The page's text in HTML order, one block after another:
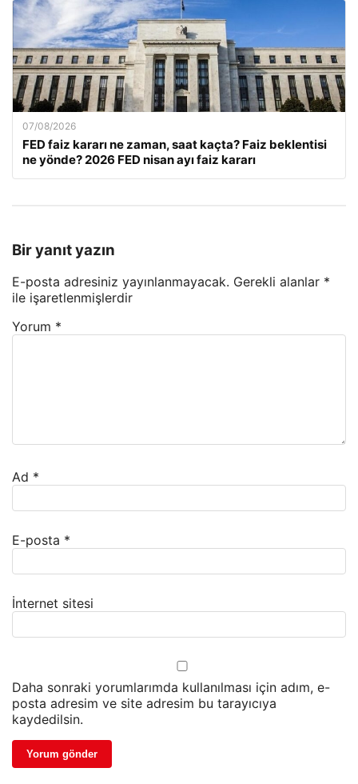
07/08/2026
FED faiz kararı ne zaman, saat kaçta? Faiz beklentisi
ne yönde? 2026 FED nisan ayı faiz kararı
Bir yanıt yazın
E-posta adresiniz yayınlanmayacak. Gerekli alanlar *
ile işaretlenmişlerdir
Yorum *
Ad *
E-posta *
İnternet sitesi
Daha sonraki yorumlarımda kullanılması için adım, e-
posta adresim ve site adresim bu tarayıcıya
kaydedilsin.